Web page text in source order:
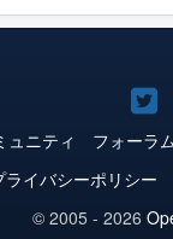
ュニティ フォーラ
ライバシーポリシー
© 2005 - 2026